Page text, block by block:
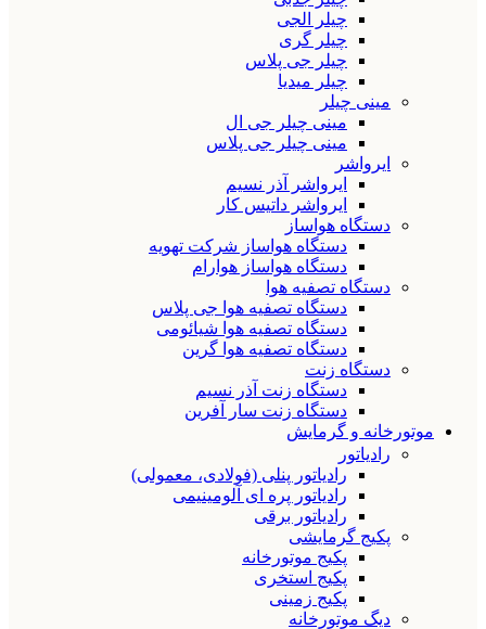
چیلر الجی
چیلر گری
چیلر جی پلاس
چیلر میدیا
مینی چیلر
مینی چیلر جی ال
مینی چیلر جی پلاس
ایرواشر
ایرواشر آذر نسیم
ایرواشر داتیس کار
دستگاه هواساز
دستگاه هواساز شرکت تهویه
دستگاه هواساز هوارام
دستگاه تصفیه هوا
دستگاه تصفیه هوا جی پلاس
دستگاه تصفیه هوا شیائومی
دستگاه تصفیه هوا گرین
دستگاه زنت
دستگاه زنت آذر نسیم
دستگاه زنت سار آفرین
موتورخانه و گرمایش
رادیاتور
رادیاتور پنلی (فولادی، معمولی)
رادیاتور پره ای آلومینیمی
رادیاتور برقی
پکیج گرمایشی
پکیج موتورخانه
پکیج استخری
پکیج زمینی
دیگ موتورخانه